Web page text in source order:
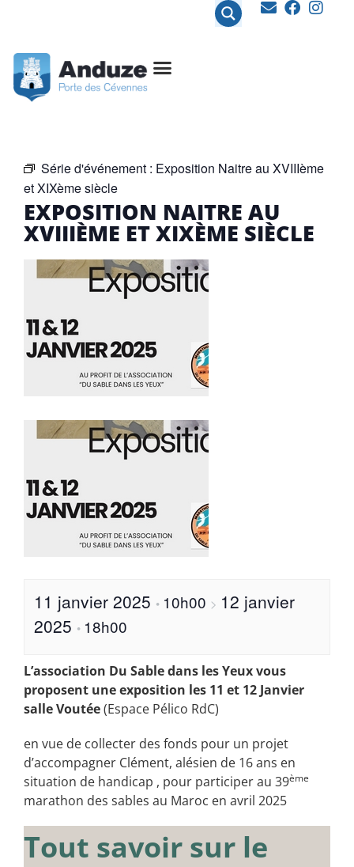
Série d'événement : Exposition Naitre au XVIIIème
et XIXème siècle
EXPOSITION NAITRE AU
XVIIIÈME ET XIXÈME SIÈCLE
11 janvier 2025 • 10h00 > 12 janvier
2025 • 18h00
L’association Du Sable dans les Yeux vous
proposent une exposition les 11 et 12 Janvier
salle Voutée(Espace Pélico RdC)
en vue de collecter des fonds pour un projet
d’accompagner Clément, alésien de 16 ans en
situation de handicap , pour participer au 39ème
marathon des sables au Maroc en avril 2025
Tout savoir sur le